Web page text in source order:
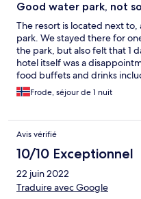
Good water park, not
The resort is located next
park. We stayed there for
the park, but also felt that 1
hotel itself was a
food buffets and drinks
very low quality. Warm beer,
all in a noisy environment.
and wasn't even flat. In
room they gave us, so
If you want to visit the water
another hotel in Corfu, visit
cosy restaurant in the evening.
Frode, séjour de 1 nuit
Avis vérifié
10/10 Exceptionnel
22 juin 2022
Traduire avec Google